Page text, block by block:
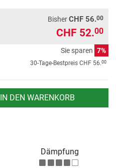
BisherCHF 56.00
CHF 52.00
Sie sparen 7%
30-Tage-Bestpreis CHF 56.00
IN DEN WARENKORB
Dämpfung